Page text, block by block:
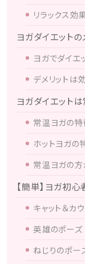
リラックス効
ヨガダイエットの
ヨガでダイエ
デメリットは
ヨガダイエット
常温ヨガの
ホットヨガの
常温ヨガの方
【簡単】ヨガ初
キャット＆カ
英雄のポーズ
ねじりのポー